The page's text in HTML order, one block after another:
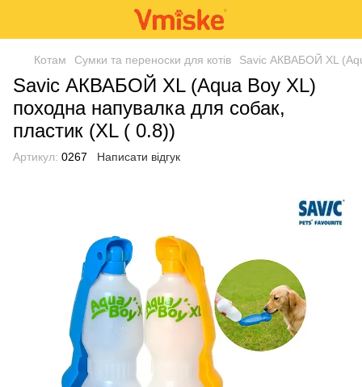
Котам Сумки та переноски для котів Savic АКВАБОЙ XL
Savic АКВАБОЙ XL (Aqua Boy XL)
походна напувалка для собак,
пластик (XL ( 0.8))
Артикул: 0267 Написати відгук